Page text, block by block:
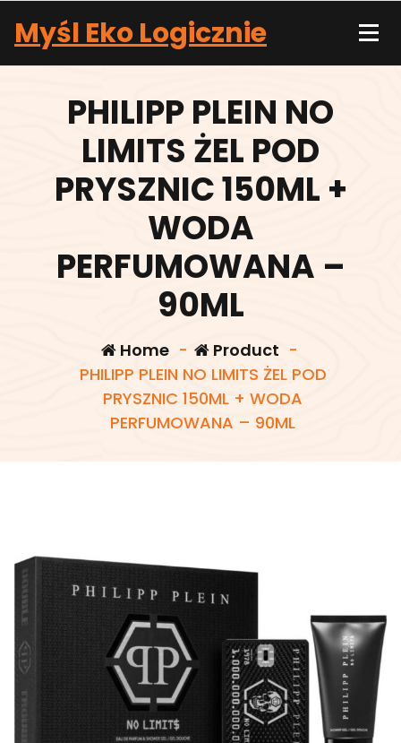
content
Myśl Eko Logicznie
PHILIPP PLEIN NO
LIMITS ŻEL POD
PRYSZNIC 150ML +
WODA
PERFUMOWANA –
90ML
Home- Product -
PHILIPP PLEIN NO LIMITS ŻEL POD
PRYSZNIC 150ML + WODA
PERFUMOWANA – 90ML